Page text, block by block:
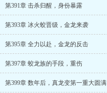
第391章 击杀归醒，身份暴露
第393章 冰火蛟晋级，金龙来袭
第395章 全力以赴，金龙的反击
第397章 蛟龙族的手段，重伤
第399章 数年后，真龙变第一重大圆满